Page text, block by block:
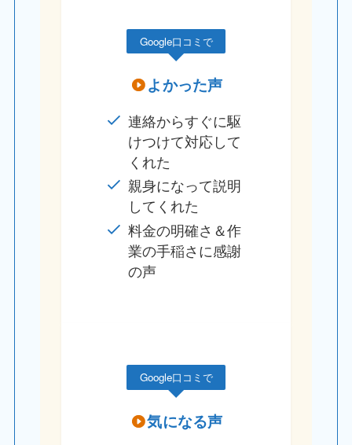
Google口コミで
よかった声
連絡からすぐに駆
けつけて対応して
くれた
親身になって説明
してくれた
料金の明確さ＆作
業の手稲さに感謝
の声
Google口コミで
気になる声